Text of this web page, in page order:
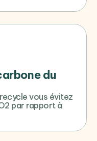
du
vous évitez
par rapport à